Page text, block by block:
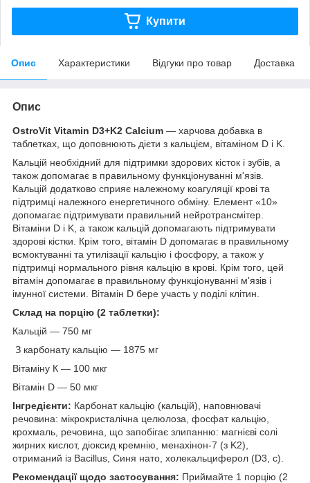
Купити
Опис Характеристики Відгуки про товар Доставка
Опис
OstroVit Vitamin D3+K2 Calcium — харчова добавка в
таблетках, що доповнюють дієти з кальцієм, вітаміном D і K.
Кальцій необхідний для підтримки здорових кісток і зубів, а
також допомагає в правильному функціонуванні м'язів.
Кальцій додатково сприяє належному коагуляції крові та
підтримці належного енергетичного обміну. Елемент «10»
допомагає підтримувати правильний нейротрансмітер.
Вітаміни D і K, а також кальцій допомагають підтримувати
здорові кістки. Крім того, вітамін D допомагає в правильному
всмоктуванні та утилізації кальцію і фосфору, а також у
підтримці нормального рівня кальцію в крові. Крім того, цей
вітамін допомагає в правильному функціонуванні м'язів і
імунної системи. Вітамін D бере участь у поділі клітин.
Склад на порцію (2 таблетки):
Кальцій — 750 мг
З карбонату кальцію — 1875 мг
Вітаміну К — 100 мкг
Вітамін D — 50 мкг
Інгредієнти: Карбонат кальцію (кальцій), наповнювачі
речовина: мікрокристалічна целюлоза, фосфат кальцію,
крохмаль, речовина, що запобігає злипанню: магнієві солі
жирних кислот, діоксид кремнію, менахінон-7 (з K2),
отриманий із Bacillus, Синя нато, холекальциферол (D3, с).
Рекомендації щодо застосування: Приймайте 1 порцію (2